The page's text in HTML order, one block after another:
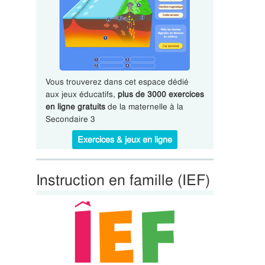
Vous trouverez dans cet espace dédié
aux jeux éducatifs, plus de 3000 exercices
en ligne gratuitsde la maternelle à la
Secondaire 3
Exercices & jeux en ligne
Instruction en famille (IEF)